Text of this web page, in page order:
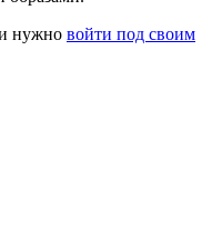
нужно войти под своим